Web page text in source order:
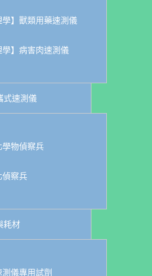
學】獸類用藥速測儀
學】病害肉速測儀
式速測儀
學物偵察兵
偵察兵
耗材
測儀專用試劑